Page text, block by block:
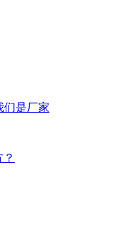
们是厂家